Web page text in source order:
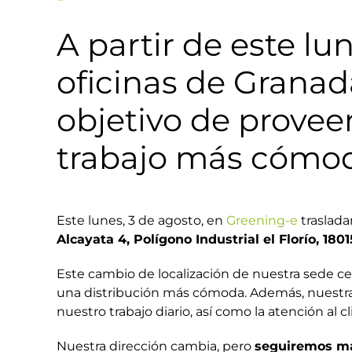
A partir de este
oficinas de
objetivo de
trabajo más
Este lunes, 3 de agosto, en Greening-e
Alcayata 4, Polígono Industrial el Florío,
Este cambio de localización de nuestra sede
una distribución más cómoda. Además,
nuestro trabajo diario, así como la atención al
Nuestra dirección cambia, pero seguiremos